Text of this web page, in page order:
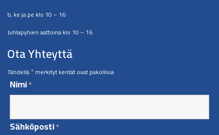
ti, ke ja pe klo 10 – 16
Juhlapyhien aattoina klo 10 – 16
Ota Yhteyttä
Tähdellä*merkityt kentät ovat pakollisia
Nimi*
Sähköposti*